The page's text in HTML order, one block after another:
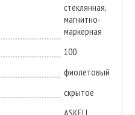
стеклянная,
магнитно-
маркерная
100
фиолетовый
скрытое
ASKELL